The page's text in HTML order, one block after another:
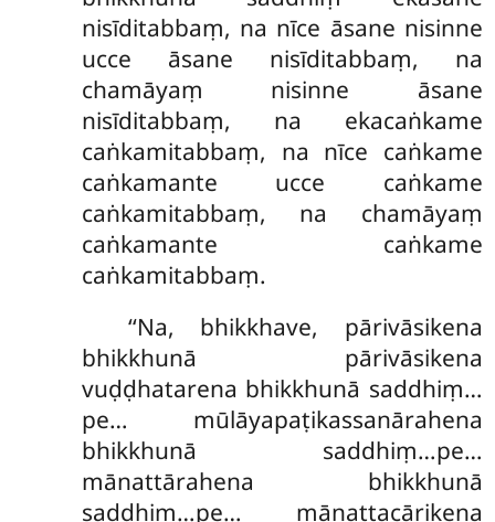
nisīditabbaṃ, na nīce āsane nisinne
ucce āsane nisīditabbaṃ, na
chamāyaṃ nisinne āsane
nisīditabbaṃ, na ekacaṅkame
caṅkamitabbaṃ, na nīce caṅkame
caṅkamante ucce caṅkame
caṅkamitabbaṃ, na chamāyaṃ
caṅkamante caṅkame
caṅkamitabbaṃ.
‘‘Na, bhikkhave, pārivāsikena
bhikkhunā pārivāsikena
vuḍḍhatarena bhikkhunā saddhiṃ…
pe… mūlāyapaṭikassanārahena
bhikkhunā saddhiṃ…pe…
mānattārahena bhikkhunā
saddhiṃ…pe… mānattacārikena